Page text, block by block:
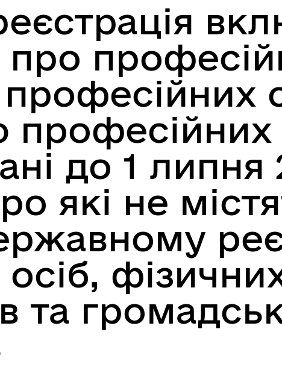
податки та збори
До уваги внутрішньо
переміщених осіб
про
професійних
до 1 липня
які не
та